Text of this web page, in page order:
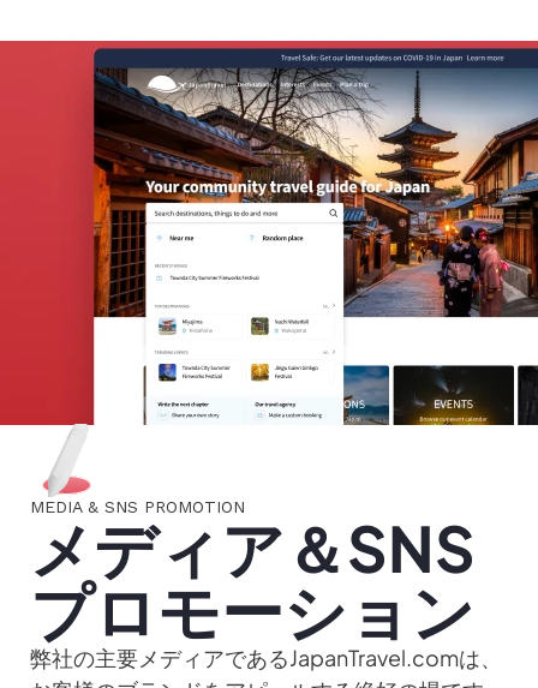
MEDIA & SNS PROMOTION
メディア＆SNS
プロモーション
弊社の主要メディアであるJapanTravel.comは、